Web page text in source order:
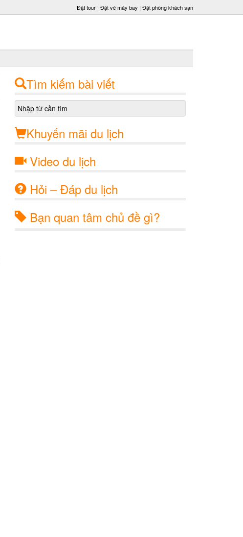
Đặt tour | Đặt vé máy bay | Đặt phòng khách sạn
Tìm kiếm bài viết
Khuyến mãi du lịch
Video du lịch
Hỏi – Đáp du lịch
Bạn quan tâm chủ đề gì?